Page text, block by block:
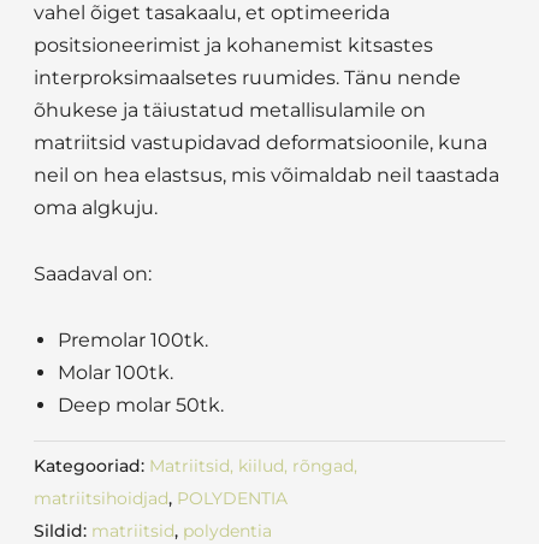
vahel õiget tasakaalu, et optimeerida
positsioneerimist ja kohanemist kitsastes
interproksimaalsetes ruumides. Tänu nende
õhukese ja täiustatud metallisulamile on
matriitsid vastupidavad deformatsioonile, kuna
neil on hea elastsus, mis võimaldab neil taastada
oma algkuju.
Saadaval on:
Premolar 100tk.
Molar 100tk.
Deep molar 50tk.
Kategooriad: Matriitsid, kiilud, rõngad,
matriitsihoidjad, POLYDENTIA
Sildid: matriitsid, polydentia